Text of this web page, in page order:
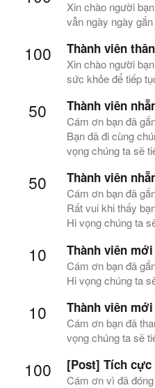
Xin chào người
vẫn ngày ngày
100 Thành viên
Xin chào người
sức khỏe để tiếp
50 Thành viên
Cám ơn bạn đã
Bạn đã đi cùng
vọng chúng ta sẽ
50 Thành viên
Cám ơn bạn đã
Rất vui khi thấy
Hi vọng chúng ta
10 Thành viên
Cám ơn bạn đã
Hi vọng chúng ta
10 Thành viên
Cám ơn bạn đã
vọng chúng ta sẽ
100 [Post] Tích cực
Cám ơn vì đã